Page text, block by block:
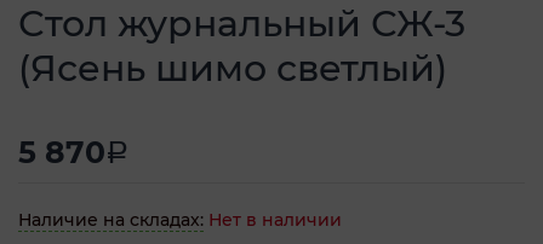
Стол журнальный СЖ-3
(Ясень шимо светлый)
5 870a
Наличие на складах: Нет в наличии